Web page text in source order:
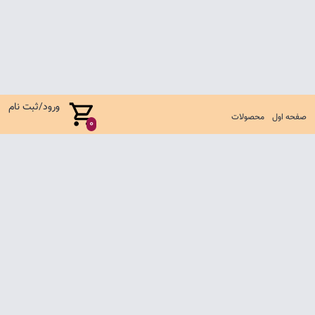
صفحه اول محصولات 0
ورود/ثبت نام